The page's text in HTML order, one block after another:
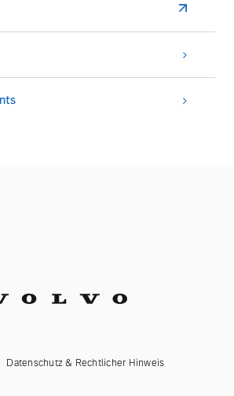
Datenschutz & Rechtlicher Hinweis